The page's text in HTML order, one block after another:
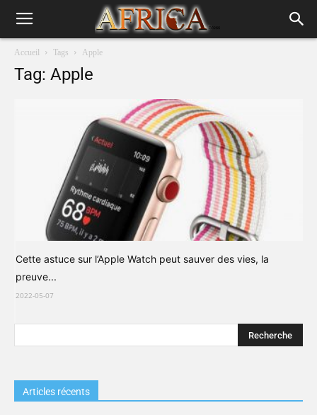
Accueil Tags Apple
Tag: Apple
Cette astuce sur l’Apple Watch peut sauver des vies, la
preuve...
2022-05-07
Articles récents